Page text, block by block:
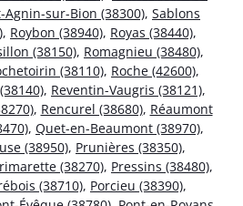
Agnin-sur-Bion (38300), Sablons
, Roybon (38940), Royas (38440),
(38150), Romagnieu (38480),
(38110), Roche (42600),
, Reventin-Vaugris (38121),
, Rencurel (38680), Réaumont
, Quet-en-Beaumont (38970),
(38950), Prunières (38350),
(38270), Pressins (38480),
(38710), Porcieu (38390),